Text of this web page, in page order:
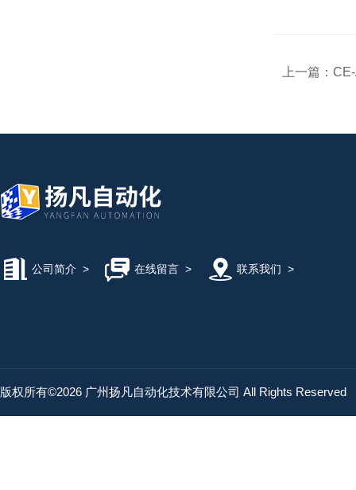
上一篇：
公司简介 > 在线留言> 联系我们 >
版权所有©2026 广州扬凡自动化技术有限公司 All Rights Reserved